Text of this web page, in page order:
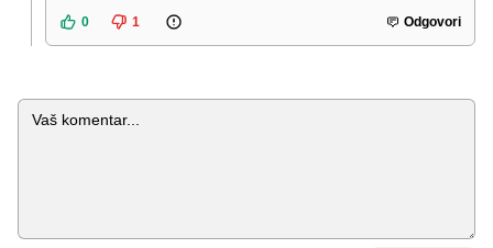
0 1 Odgovori
Komentar